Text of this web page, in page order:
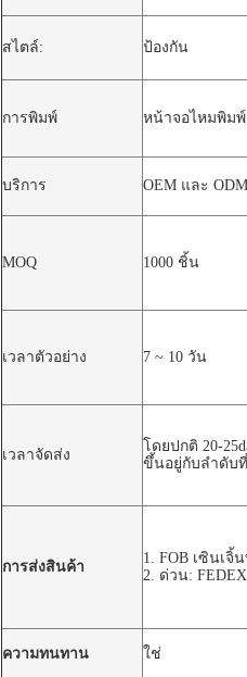
สไตล์: ป้องกัน
การพิมพ์ หน้าจอไหมพิม
บริการ OEM และ
MOQ 1000 ชิ้น
เวลาตัวอย่าง 7 ~ 10 วัน
เวลาจัดส่ง
โดยปกติ 20-
ขึ้นอยู่กับลำดับ
การส่งสินค้า
1. FOB เซินเจิ้
2. ด่วน:
ความทนทาน ใช่